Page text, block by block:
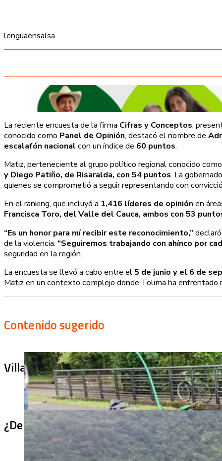
lenguaensalsa
La reciente encuesta de la firma Cifras y Conceptos,
conocido como Panel de Opinión, destacó el nombre de
escalafón nacional con un índice de 60 puntos.
Matiz, perteneciente al grupo político regional conocido
y Diego Patiño, de Risaralda, con 54 puntos. La
quienes se comprometió a seguir representando con
En el ranking, que incluyó a 1,416 líderes de opinión en
Francisca Toro, del Valle del Cauca, ambos con 53
“Es un honor para mí recibir este reconocimiento,”
de la violencia. “Seguiremos trabajando con ahínco por
seguridad en la región.
La encuesta se llevó a cabo entre el5 de junio y el 6 de
Matiz en un contexto complejo donde Tolima ha enfrentado
Contenido sugerido
Villa Julia no puede tapar el problema:
¿De qué sirve un puente terminado si no